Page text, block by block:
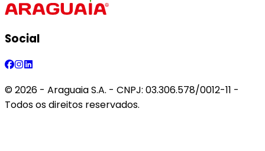
Social
©2026 - Araguaia S.A. - CNPJ: 03.306.578/0012-11 -
Todos os direitos reservados.